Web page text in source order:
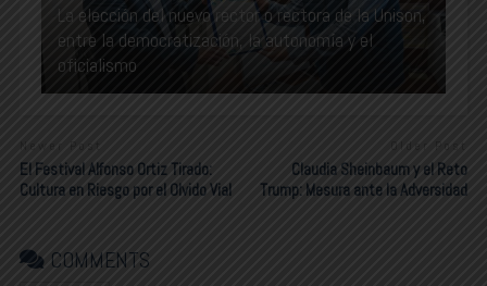
La elección del nuevo rector o rectora de la Unison,
entre la democratización, la autonomía y el
oficialismo
Newer Post
El Festival Alfonso Ortiz Tirado:
Cultura en Riesgo por el Olvido Vial
Claudia Sheinbaum y el Reto
Trump: Mesura ante la Adversidad
COMMENTS